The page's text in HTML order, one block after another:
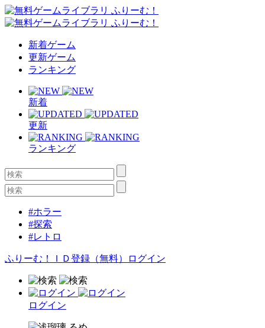
新着ゲーム
更新ゲーム
ランキング
新着
更新
ランキング
#ホラー
#探索
#レトロ
ふりーむ！ＩＤ登録（無料） ログイン
ログイン